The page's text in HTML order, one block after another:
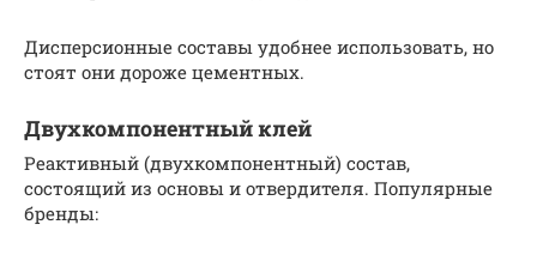
Дисперсионные составы удобнее использовать, но
стоят они дороже цементных.
Двухкомпонентный клей
Реактивный (двухкомпонентный) состав,
состоящий из основы и отвердителя. Популярные
бренды: